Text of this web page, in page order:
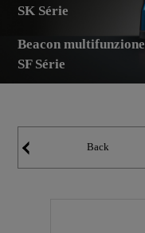
SK Série
Beacon multifunzione
SF Série
Back